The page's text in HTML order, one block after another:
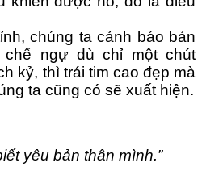
chúng ta cảnh báo bản
ngự dù chỉ một chút
kỷ, thì trái tim cao đẹp mà
ta cũng có sẽ xuất hiện.
yêu bản thân mình.”